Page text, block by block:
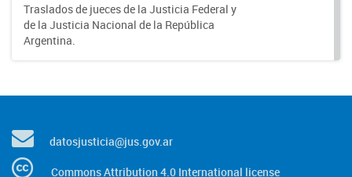
Traslados de jueces de la Justicia Federal y
de la Justicia Nacional de la República
Argentina.
datosjusticia@jus.gov.ar
Commons Attribution 4.0 International license